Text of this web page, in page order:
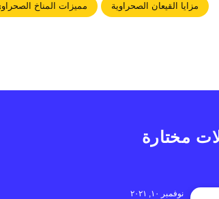
مزايا القيعان الصحراوية مميزات المناخ
مختارة
نوفمبر ١٠, ٢٠٢١